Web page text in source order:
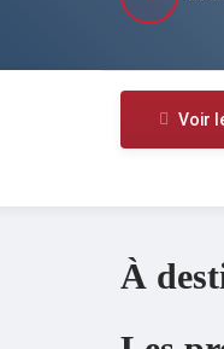
Voir
À